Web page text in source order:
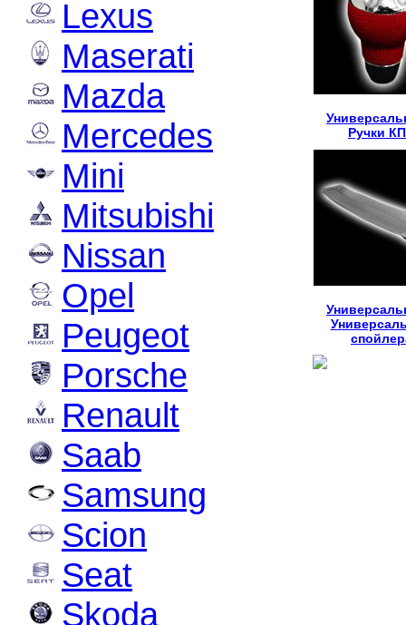
Lexus
Maserati
Mazda
Mercedes
Mini
Mitsubishi
Nissan
Opel
Peugeot
Porsche
Renault
Saab
Samsung
Scion
Seat
Skoda
Ручки